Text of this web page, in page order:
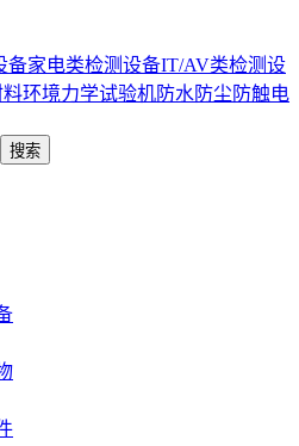
备家电类检测设备IT/AV类检测设
料环境力学试验机防水防尘防触电
搜索